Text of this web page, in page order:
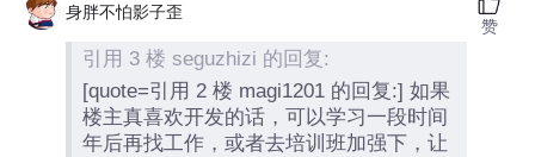
身胖不怕影子歪
引用 3 楼 seguzhizi 的回复:
[quote=引用 2 楼 magi1201 的回复:] 如果
楼主真喜欢开发的话，可以学习一段时间
年后再找工作，或者去培训班加强下，让
赞